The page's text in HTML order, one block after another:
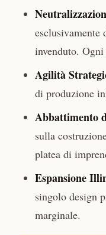
invenduto.
Agilità
di produzione
Abbattimento
sulla
platea di
Espansione
singolo design
marginale.